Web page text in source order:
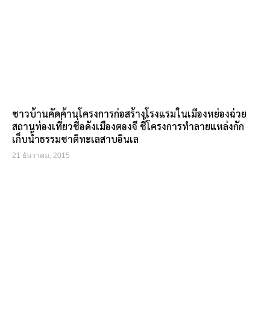
ชาวบ้านคัดค้านโครงการก่อสร้างโรงแรมในเมืองหย่องฉ่วย
สถานท่องเที่ยวชื่อดังเมืองตองจี ชี้โครงการทำลายแหล่งกัก
เก็บน้ำธรรมชาติทะเลสาบอินเล
21 ธันวาคม, 2015